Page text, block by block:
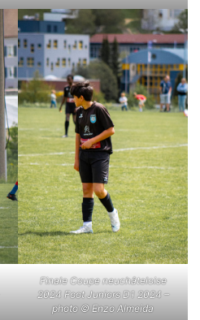
Finale Coupe neuchâteloise
2024 Foot Juniors D1 2024 –
photo © Enzo Almeida